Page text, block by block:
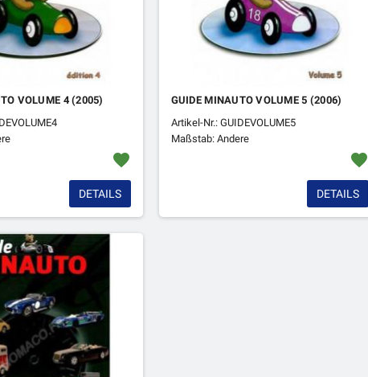
VOLUME 4 (2005)
favorite
DETAILS
GUIDE MINAUTO VOLUME 5 (2006)
Artikel-Nr.: GUIDEVOLUME5
Maßstab: Andere
favorite
DETAILS